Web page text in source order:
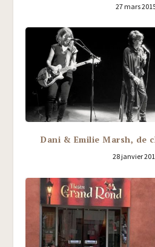
27 mars
Dani & Emilie Marsh, de
28 janvier